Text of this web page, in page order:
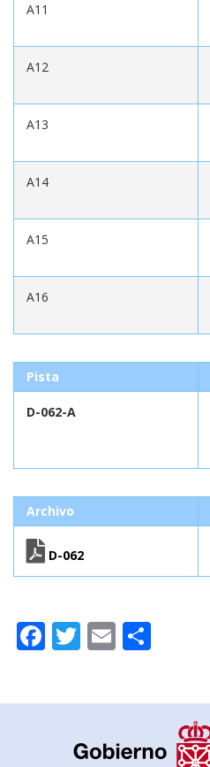
A11
A12
A13
A14
A15
A16
Pista
D-062-A
Archivo
D-062
Facebook
Twitter
Email